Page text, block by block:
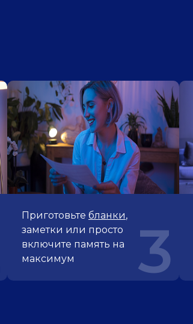
Приготовьте бланки,
заметки или просто
включите память на
максимум
3